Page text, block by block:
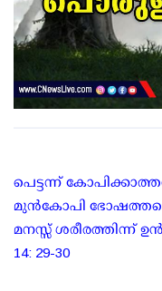
പെട്ടന്ന്
മുൻകോപി
മനസ്സ് ശരീരത്തിന്ന്
14: 29-30